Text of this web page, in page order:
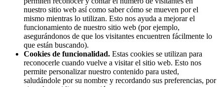
nuestro sitio web así como saber cómo se mueven por el
mismo mientras lo utilizan. Esto nos ayuda a mejorar el
funcionamiento de nuestro sitio web (por ejemplo,
asegurándonos de que los visitantes encuentren fácilmente lo
que están buscando).
Cookies de funcionalidad. Estas cookies se utilizan para
reconocerle cuando vuelve a visitar el sitio web. Esto nos
permite personalizar nuestro contenido para usted,
saludándole por su nombre y recordando sus preferencias, por